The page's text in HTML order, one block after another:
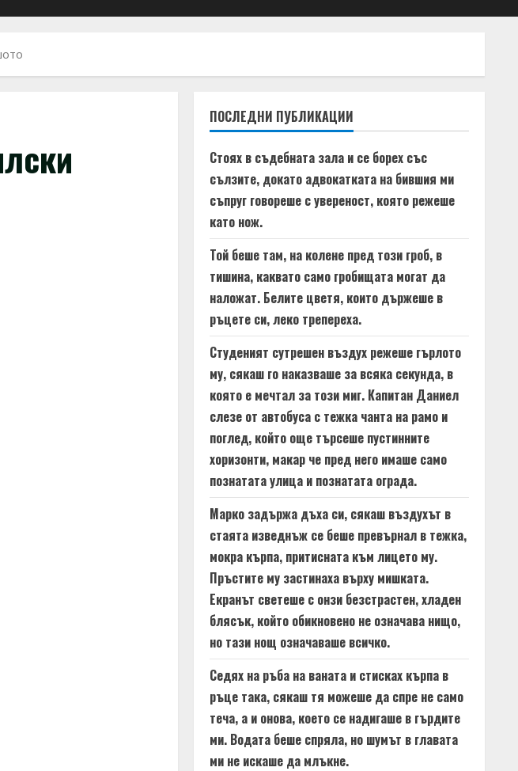
ПОСЛЕДНИ ПУБЛИКАЦИИ
Стоях в съдебната зала и се борех със
сълзите, докато адвокатката на бившия ми
съпруг говореше с увереност, която режеше
като нож.
Той беше там, на колене пред този гроб, в
тишина, каквато само гробищата могат да
наложат. Белите цветя, които държеше в
ръцете си, леко трепереха.
Студеният сутрешен въздух режеше гърлото
му, сякаш го наказваше за всяка секунда, в
която е мечтал за този миг. Капитан Даниел
слезе от автобуса с тежка чанта на рамо и
поглед, който още търсеше пустинните
хоризонти, макар че пред него имаше само
познатата улица и познатата ограда.
Марко задържа дъха си, сякаш въздухът в
стаята изведнъж се беше превърнал в тежка,
мокра кърпа, притисната към лицето му.
Пръстите му застинаха върху мишката.
Екранът светеше с онзи безстрастен, хладен
блясък, който обикновено не означава нищо,
но тази нощ означаваше всичко.
Седях на ръба на ваната и стисках кърпа в
ръце така, сякаш тя можеше да спре не само
теча, а и онова, което се надигаше в гърдите
ми. Водата беше спряла, но шумът в главата
ми не искаше да млъкне.